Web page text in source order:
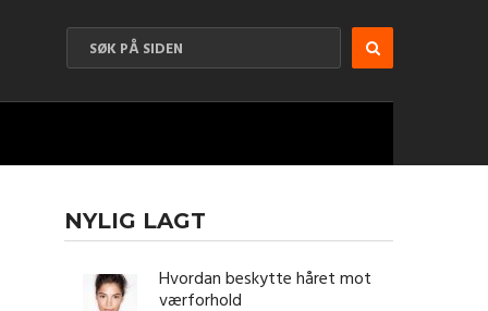
NYLIG LAGT
Hvordan beskytte håret mot
værforhold